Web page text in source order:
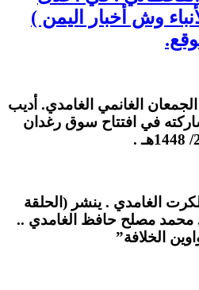
وش أخبار اليمن )
الجمعان الغانمي الغامدي. أديب
في افتتاح سوق رغدان
الغامدي . ينشر (الحلقة
. محمد مصلح حافظ الغامدي ..
الخلافة”